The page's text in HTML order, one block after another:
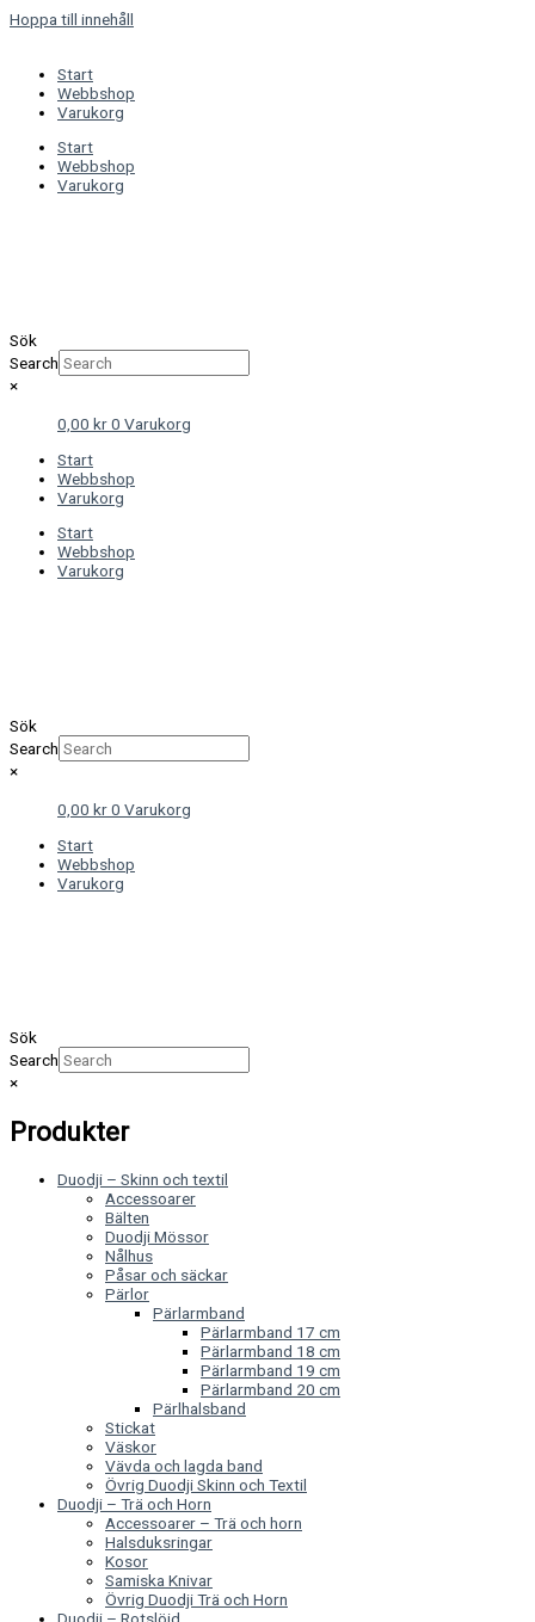
Hoppa till innehåll
Start
Webbshop
Varukorg
Start
Webbshop
Varukorg
Sök
Search
×
0,00 kr0 Varukorg
Start
Webbshop
Varukorg
Start
Webbshop
Varukorg
Sök
Search
×
0,00 kr0 Varukorg
Start
Webbshop
Varukorg
Sök
Search
×
Produkter
Duodji – Skinn och textil
Accessoarer
Bälten
Duodji Mössor
Nålhus
Påsar och säckar
Pärlor
Pärlarmband
Pärlarmband 17 cm
Pärlarmband 18 cm
Pärlarmband 19 cm
Pärlarmband 20 cm
Pärlhalsband
Stickat
Väskor
Vävda och lagda band
Övrig Duodji Skinn och Textil
Duodji – Trä och Horn
Accessoarer – Trä och horn
Halsduksringar
Kosor
Samiska Knivar
Övrig Duodji Trä och Horn